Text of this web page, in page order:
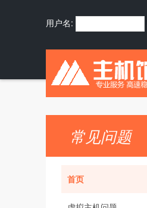
用户名:
常见问题
首页